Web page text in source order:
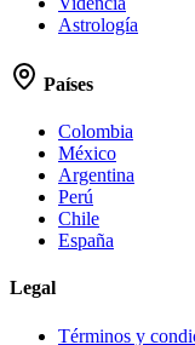
Astrología
Países
Colombia
México
Argentina
Perú
Chile
España
Legal
Términos y